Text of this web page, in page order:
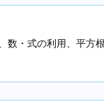
数・式の利用、平方